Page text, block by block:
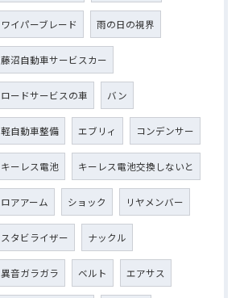
ワイパーブレード 雨の日の視界
藤沼自動車サービスカー
ロードサービスの車 バン
軽自動車整備 エブリィ コンデンサー
キーレス電池 キーレス電池交換しないと
ロアアーム ショック リヤメンバー
スタビライザー ナックル
異音ガラガラ ベルト エアサス